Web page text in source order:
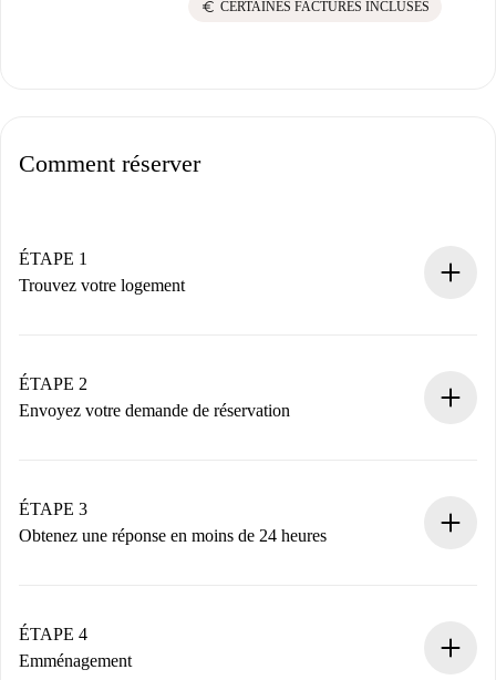
euro CERTAINES FACTURES INCLUSES
Comment réserver
ÉTAPE 1
Trouvez votre logement
Vous disposez à l’avance de toutes les informations
nécessaires.
ÉTAPE 2
Envoyez votre demande de réservation
Nous ne vous facturerons rien tant que le propriétaire
n’aura pas accepté.
ÉTAPE 3
Obtenez une réponse en moins de 24 heures
contact avec le propriétaire.
Si refusé : aucun prélèvement et nous vous proposerons
ÉTAPE 4
Emménagement